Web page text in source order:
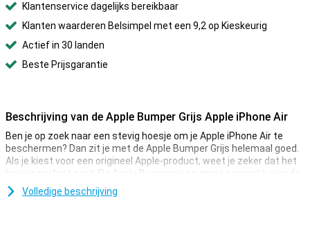
Klantenservice dagelijks bereikbaar
Klanten waarderen Belsimpel met een 9,2 op Kieskeurig
Actief in 30 landen
Beste Prijsgarantie
Beschrijving van de Apple Bumper Grijs Apple iPhone Air
Ben je op zoek naar een stevig hoesje om je Apple iPhone Air te
beschermen? Dan zit je met de Apple Bumper Grijs helemaal goed.
Als je kiest voor een origineel Apple-product, weet je zeker dat het
hoesje perfect past. De Apple Bumper is op maat gemaakt voor de
iPhone Air. Je hoeft dus geen concessies te doen op het gebied van
pasvorm of kwaliteit. Alle knoppen en aansluitingen blijven volledig
Volledige beschrijving